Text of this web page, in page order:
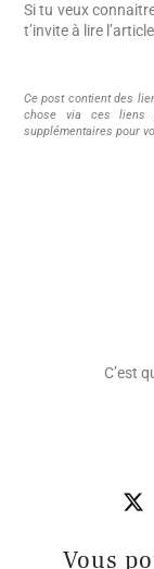
Si tu veux
t’invite à lire
Ce post contient des
chose via ces liens
supplémentaires pour
C’est
Vous